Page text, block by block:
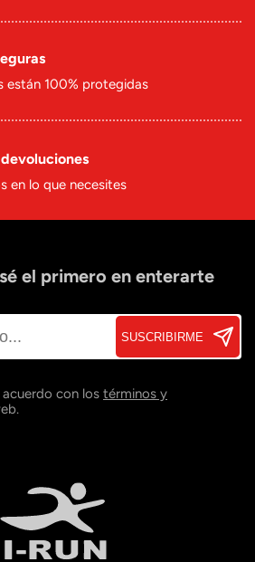
están 100% protegidas
en lo que necesites
el primero en enterarte
SUSCRIBIRME
con los términos y